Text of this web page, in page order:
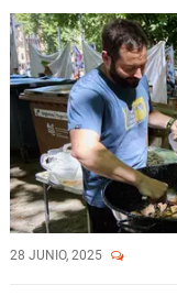
28 JUNIO, 2025